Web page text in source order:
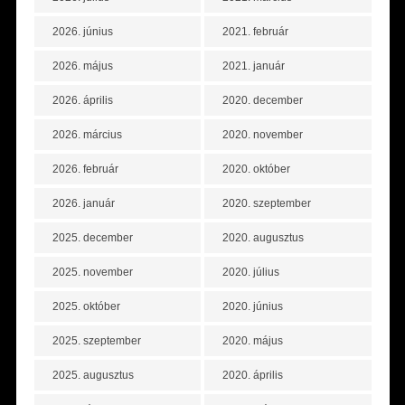
2026. június
2026. május
2026. április
2026. március
2026. február
2026. január
2025. december
2025. november
2025. október
2025. szeptember
2025. augusztus
2021. február
2021. január
2020. december
2020. november
2020. október
2020. szeptember
2020. augusztus
2020. július
2020. június
2020. május
2020. április